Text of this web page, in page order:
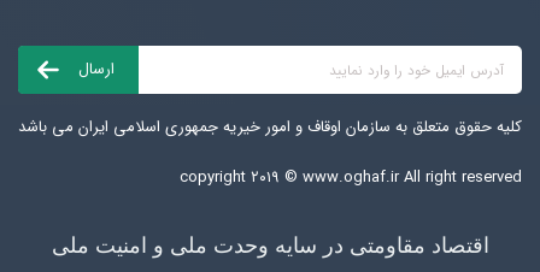
کلیه حقوق متعلق به سازمان اوقاف و امور خیریه جمهوری اسلامی ایران می باشد
copyright ۲۰۱۹ © www.oghaf.irAll right reserved
اقتصاد مقاومتی در سایه وحدت ملی و امنیت ملی